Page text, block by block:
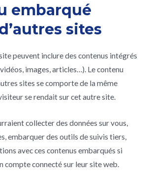
embarqué
sites
peuvent inclure des contenus intégrés
images, articles…). Le contenu
sites se comporte de la même
se rendait sur cet autre site.
collecter des données sur vous,
embarquer des outils de suivis tiers,
avec ces contenus embarqués si
compte connecté sur leur site web.